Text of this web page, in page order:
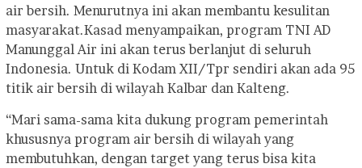
air bersih. Menurutnya ini akan membantu kesulitan
masyarakat.Kasad menyampaikan, program TNI AD
Manunggal Air ini akan terus berlanjut di seluruh
Indonesia. Untuk di Kodam XII/Tpr sendiri akan ada 95
titik air bersih di wilayah Kalbar dan Kalteng.
“Mari sama-sama kita dukung program pemerintah
khususnya program air bersih di wilayah yang
membutuhkan, dengan target yang terus bisa kita